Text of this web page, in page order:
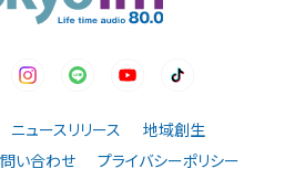
ニュースリリース
地域創生
い合わせ
プライバシーポリシー